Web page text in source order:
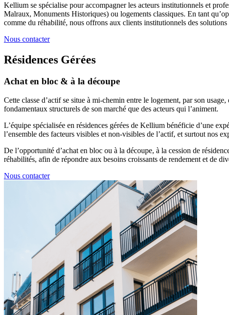
Kellium se spécialise pour accompagner les acteurs institutionnels et
Malraux, Monuments Historiques) ou logements classiques. En tant
comme du réhabilité, nous offrons aux clients institutionnels des
Nous contacter
Résidences Gérées
Achat en bloc & à la découpe
Cette classe d’actif se situe à mi-chemin entre le logement, par son
fondamentaux structurels de son marché que des acteurs qui l’animent.
L’équipe spécialisée en résidences gérées de Kellium bénéficie d’une
l’ensemble des facteurs visibles et non-visibles de l’actif, et surtout nos
De l’opportunité d’achat en bloc ou à la découpe, à la cession de
réhabilités, afin de répondre aux besoins croissants de rendement et de
Nous contacter